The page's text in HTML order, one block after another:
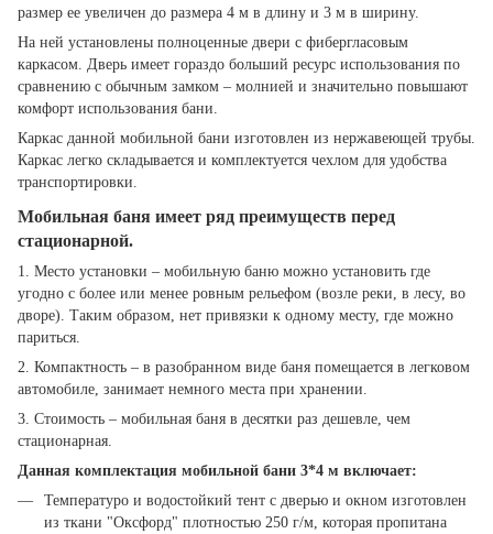
размер ее увеличен до размера 4 м в длину и 3 м в ширину.
На ней установлены полноценные двери с фибергласовым
каркасом. Дверь имеет гораздо больший ресурс использования по
сравнению с обычным замком – молнией и значительно повышают
комфорт использования бани.
Каркас данной мобильной бани изготовлен из нержавеющей трубы.
Каркас легко складывается и комплектуется чехлом для удобства
транспортировки.
Мобильная баня имеет ряд преимуществ перед
стационарной.
1. Место установки – мобильную баню можно установить где
угодно с более или менее ровным рельефом (возле реки, в лесу, во
дворе). Таким образом, нет привязки к одному месту, где можно
париться.
2. Компактность – в разобранном виде баня помещается в легковом
автомобиле, занимает немного места при хранении.
3. Стоимость – мобильная баня в десятки раз дешевле, чем
стационарная.
Данная комплектация мобильной бани 3*4 м включает:
Температуро и водостойкий тент с дверью и окном изготовлен
из ткани "Оксфорд" плотностью 250 г/м, которая пропитана